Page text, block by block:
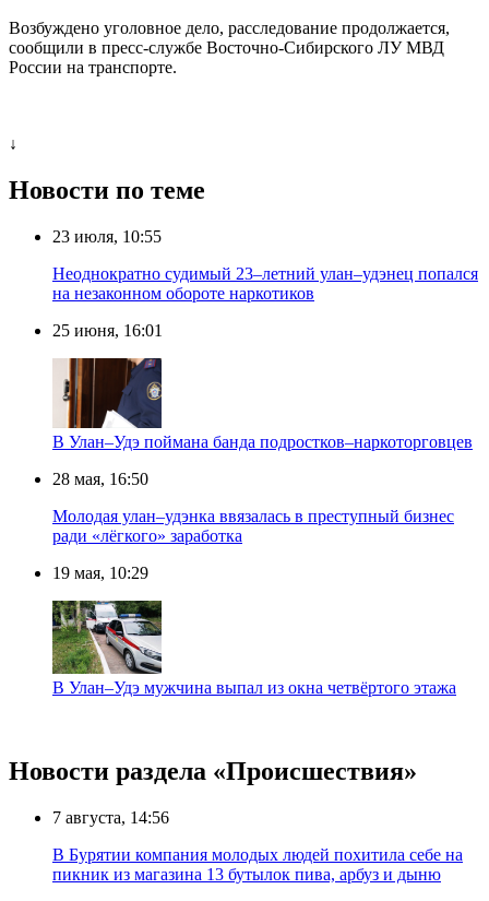
Возбуждено уголовное дело, расследование продолжается,
сообщили в пресс-службе Восточно-Сибирского ЛУ МВД
России на транспорте.
↓
Новости по теме
23 июля, 10:55
Неоднократно судимый 23–летний улан–удэнец попался
на незаконном обороте наркотиков
25 июня, 16:01
В Улан–Удэ поймана банда подростков–наркоторговцев
28 мая, 16:50
Молодая улан–удэнка ввязалась в преступный бизнес
ради «лёгкого» заработка
19 мая, 10:29
В Улан–Удэ мужчина выпал из окна четвёртого этажа
Новости раздела «Происшествия»
7 августа, 14:56
В Бурятии компания молодых людей похитила себе на
пикник из магазина 13 бутылок пива, арбуз и дыню